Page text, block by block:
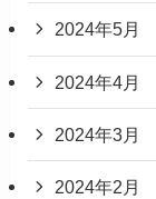
2024年5月
2024年4月
2024年3月
2024年2月